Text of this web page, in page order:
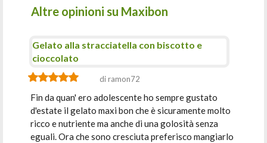
Altre opinioni su Maxibon
Gelato alla stracciatella con biscotto e
cioccolato
di ramon72
Fin da quan' ero adolescente ho sempre gustato
d'estate il gelato maxi bon che è sicuramente molto
ricco e nutriente ma anche di una golosità senza
eguali. Ora che sono cresciuta preferisco mangiarlo